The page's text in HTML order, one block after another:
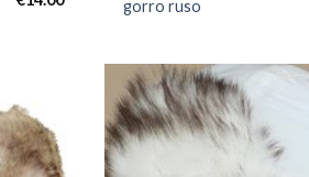
gorro ruso